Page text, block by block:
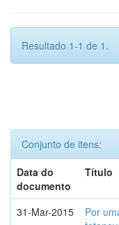
Resultado 1-1 de 1.
Conjunto de itens:
Data do
documento
Título
31-Mar-2015
Por